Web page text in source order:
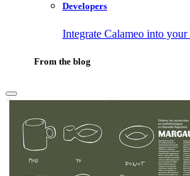
Developers
Integrate Calameo into
From the blog